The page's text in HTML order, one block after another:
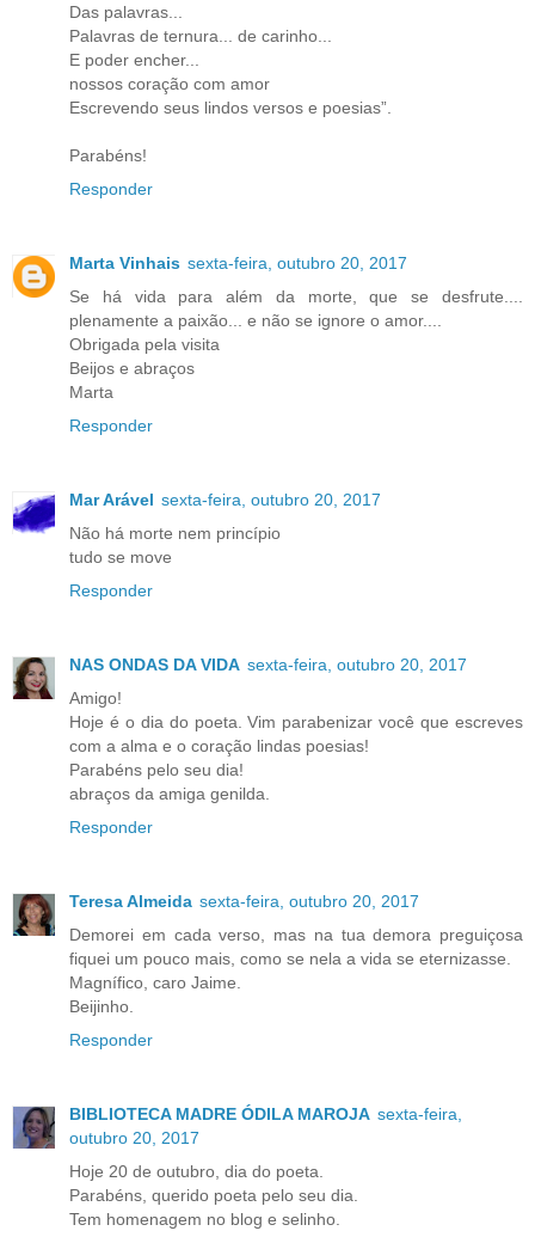
Das palavras...
Palavras de ternura... de carinho...
E poder encher...
nossos coração com amor
Escrevendo seus lindos versos e poesias”.
Parabéns!
Responder
Marta Vinhais sexta-feira, outubro 20, 2017
Se há vida para além da morte, que se desfrute....
plenamente a paixão... e não se ignore o amor....
Obrigada pela visita
Beijos e abraços
Marta
Responder
Mar Arável sexta-feira, outubro 20, 2017
Não há morte nem princípio
tudo se move
Responder
NAS ONDAS DA VIDA sexta-feira, outubro 20, 2017
Amigo!
Hoje é o dia do poeta. Vim parabenizar você que escreves
com a alma e o coração lindas poesias!
Parabéns pelo seu dia!
abraços da amiga genilda.
Responder
Teresa Almeida sexta-feira, outubro 20, 2017
Demorei em cada verso, mas na tua demora preguiçosa
fiquei um pouco mais, como se nela a vida se eternizasse.
Magnífico, caro Jaime.
Beijinho.
Responder
BIBLIOTECA MADRE ÓDILA MAROJA sexta-feira,
outubro 20, 2017
Hoje 20 de outubro, dia do poeta.
Parabéns, querido poeta pelo seu dia.
Tem homenagem no blog e selinho.